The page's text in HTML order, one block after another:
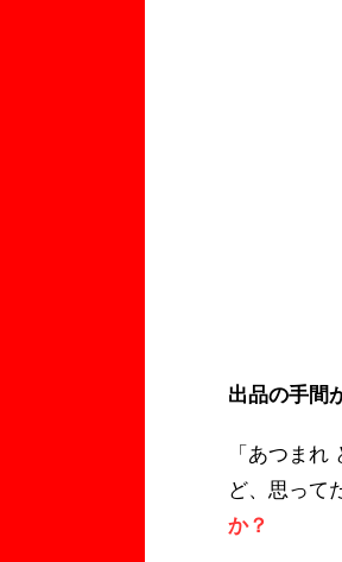
出品の手間
「あつま
ど、思って
か？